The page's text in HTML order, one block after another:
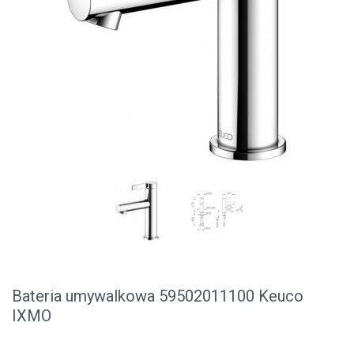
Bateria umywalkowa 59502011100 Keuco
IXMO